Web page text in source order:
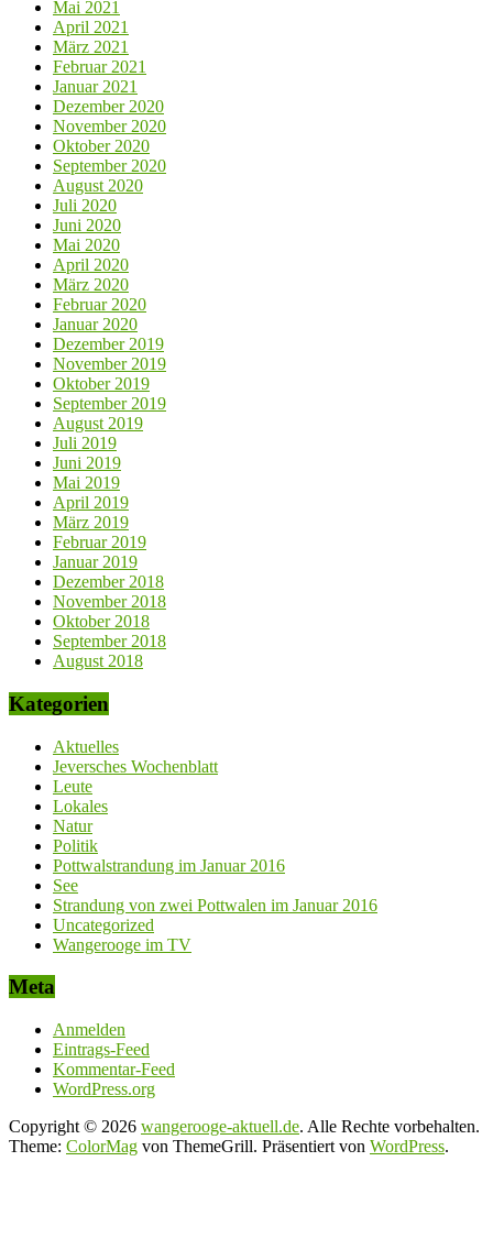
Mai 2021
April 2021
März 2021
Februar 2021
Januar 2021
Dezember 2020
November 2020
Oktober 2020
September 2020
August 2020
Juli 2020
Juni 2020
Mai 2020
April 2020
März 2020
Februar 2020
Januar 2020
Dezember 2019
November 2019
Oktober 2019
September 2019
August 2019
Juli 2019
Juni 2019
Mai 2019
April 2019
März 2019
Februar 2019
Januar 2019
Dezember 2018
November 2018
Oktober 2018
September 2018
August 2018
Kategorien
Aktuelles
Jeversches Wochenblatt
Leute
Lokales
Natur
Politik
Pottwalstrandung im Januar 2016
See
Strandung von zwei Pottwalen im Januar 2016
Uncategorized
Wangerooge im TV
Meta
Anmelden
Eintrags-Feed
Kommentar-Feed
WordPress.org
Copyright © 2026 wangerooge-aktuell.de. Alle Rechte vorbehalten.
Theme: ColorMag von ThemeGrill. Präsentiert von WordPress.